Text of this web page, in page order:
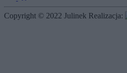
Copyright © 2022 Julinek Realizacja: